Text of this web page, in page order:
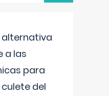
alternativa
a las
para
del